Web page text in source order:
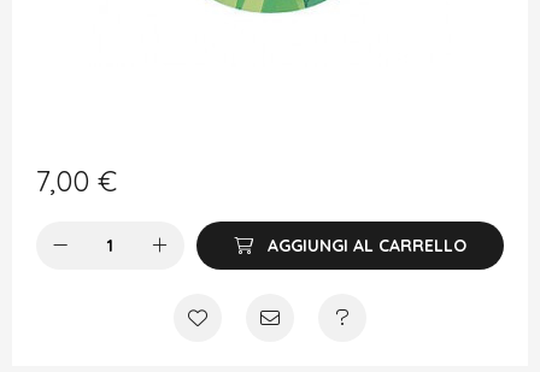
7,00 €
AGGIUNGI AL CARRELLO